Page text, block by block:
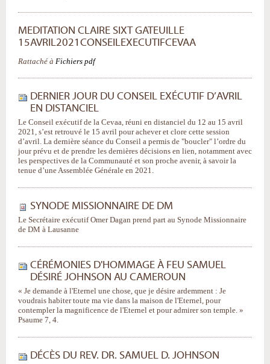
MEDITATION CLAIRE SIXT GATEUILLE
15AVRIL2021CONSEILEXECUTIFCEVAA
Rattaché à Fichiers pdf
DERNIER JOUR DU CONSEIL EXÉCUTIF D’AVRIL
EN DISTANCIEL
Le Conseil exécutif de la Cevaa, réuni en distanciel du 12 au 15 avril
2021, s’est retrouvé le 15 avril pour achever et clore cette session
d’avril. La dernière séance du Conseil a permis de "boucler" l’ordre du
jour prévu et de prendre les dernières décisions en lien, notamment avec
les perspectives de la Communauté et son proche avenir, à savoir la
tenue d’une Assemblée Générale en 2021.
SYNODE MISSIONNAIRE DE DM
Le Secrétaire exécutif Omer Dagan prend part au Synode Missionnaire
de DM à Lausanne
CÉRÉMONIES D'HOMMAGE À FEU SAMUEL
DÉSIRÉ JOHNSON AU CAMEROUN
« Je demande à l'Eternel une chose, que je désire ardemment : Je
voudrais habiter toute ma vie dans la maison de l'Eternel, pour
contempler la magnificence de l'Eternel et pour admirer son temple. »
Psaume 7, 4.
DÉCÈS DU REV. DR. SAMUEL D. JOHNSON